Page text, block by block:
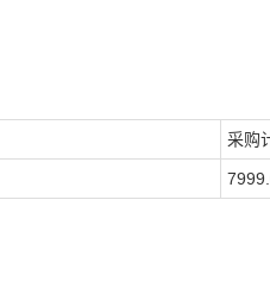
采购